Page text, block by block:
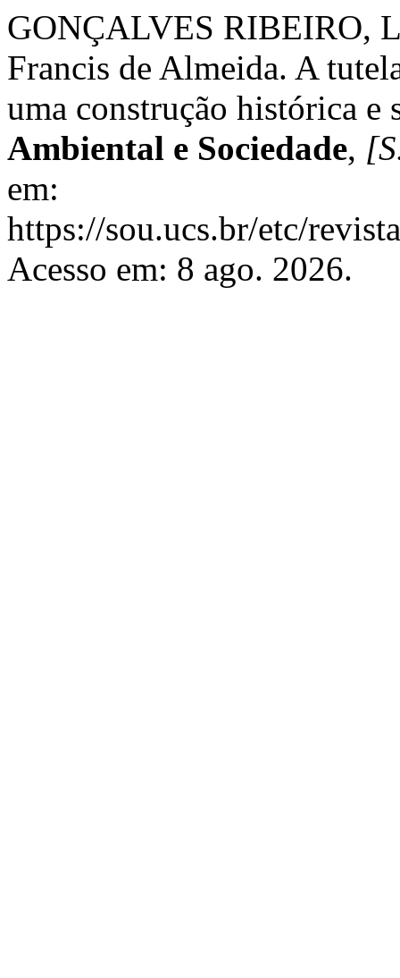
GONÇALVES RIBEIRO,
Francis de Almeida. A
uma construção histórica
Ambiental e Sociedade,
em:
https://sou.ucs.br/etc/
Acesso em: 8 ago. 2026.